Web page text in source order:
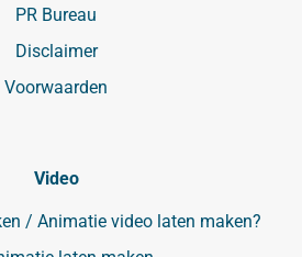
PR Bureau
Disclaimer
Voorwaarden
Video
/ Animatie video laten maken?